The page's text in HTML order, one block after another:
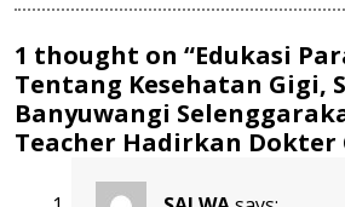
1 thought on “Edukasi
Tentang Kesehatan Gigi,
Banyuwangi
Teacher Hadirkan Dokter